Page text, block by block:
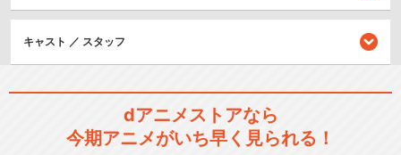
キャスト ／ スタッフ
dアニメストアなら
今期アニメがいち早く見られる！